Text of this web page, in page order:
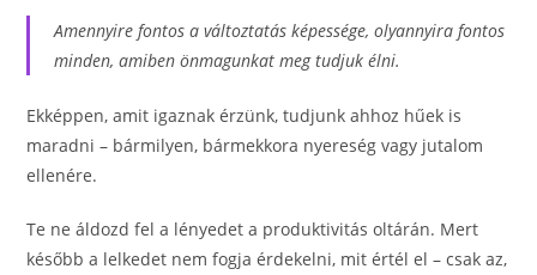
Amennyire fontos a változtatás képessége, olyannyira fontos
minden, amiben önmagunkat meg tudjuk élni.
Ekképpen, amit igaznak érzünk, tudjunk ahhoz hűek is
maradni – bármilyen, bármekkora nyereség vagy jutalom
ellenére.
Te ne áldozd fel a lényedet a produktivitás oltárán. Mert
később a lelkedet nem fogja érdekelni, mit értél el – csak az,